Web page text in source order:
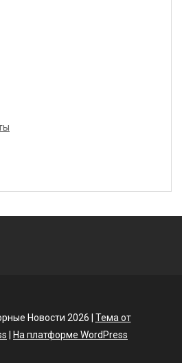
Новости 2026 | Тема от
На платформе WordPress